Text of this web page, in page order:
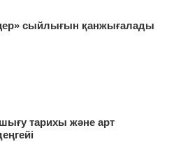
сыйлығын қанжығалады
тарихы және арт